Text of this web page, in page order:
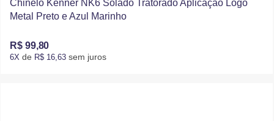
Chinelo Kenner NK6 Solado Tratorado Aplicação Logo
Metal Preto e Azul Marinho
R$ 99,80
6X de R$ 16,63 sem juros